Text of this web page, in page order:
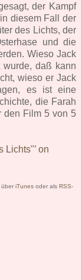
der Kampf
diesem Fall der
des Lichts, der
und die
Wieso Jack
wurde, daß kann
wieso er Jack
es ist eine
die Farah
den Film 5 von 5
Lichts"’ on
über iTunes oder als RSS-